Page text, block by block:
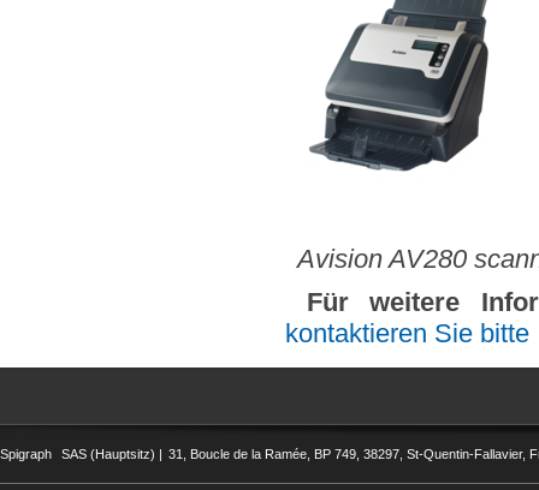
Avision AV280
Für weitere
kontaktieren Sie
Spigraph SAS (Hauptsitz) | 31, Boucle de la Ramée, BP 749, 38297, St-Quentin-